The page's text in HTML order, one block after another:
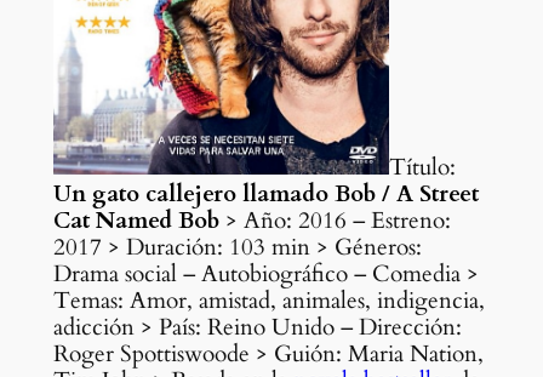
Título:
Un gato callejero llamado Bob / A Street
Cat Named Bob> Año: 2016 – Estreno:
2017 > Duración: 103 min > Géneros:
Drama social – Autobiográfico – Comedia >
Temas: Amor, amistad, animales, indigencia,
adicción > País: Reino Unido – Dirección:
Roger Spottiswoode > Guión: Maria Nation,